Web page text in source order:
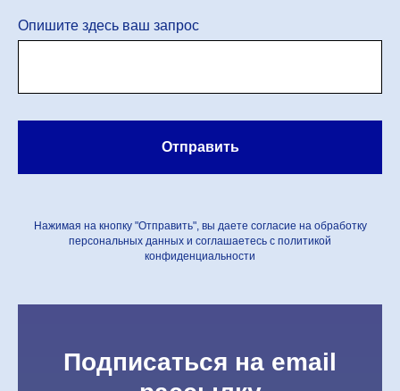
Опишите здесь ваш запрос
Отправить
Нажимая на кнопку "Отправить", вы даете согласие на обработку
персональных данных и соглашаетесь c политикой
конфиденциальности
Подписаться на email